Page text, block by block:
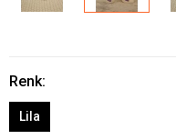
Renk:
Lila